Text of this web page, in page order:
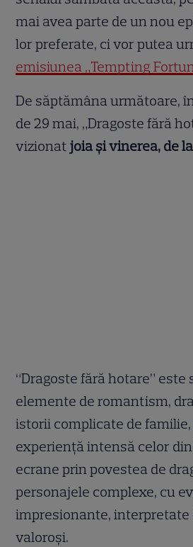
mai avea parte de un nou
lor preferate, ci vor putea
emisiunea „Tempting
De săptămâna următoare,
de 29 mai, „Dragoste fără
vizionatjoia și vinerea, de
“Dragoste fără hotare”
elemente de romantism,
istorii complicate de
experiență intensă celor
ecrane prin povestea de
personajele complexe, cu
impresionante, interpretate
valoroşi.